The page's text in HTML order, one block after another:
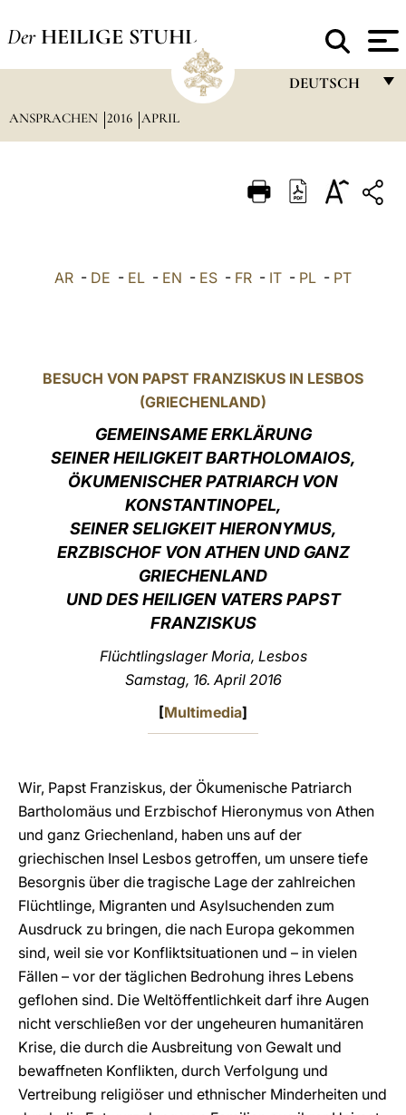
Der HEILIGE STUHL
DEUTSCH
ITALIANO
LATINE
ANSPRACHEN 2016 APRIL
AR - DE - EL - EN - ES - FR - IT - PL - PT
BESUCH VON PAPST FRANZISKUS IN LESBOS
(GRIECHENLAND)
GEMEINSAME ERKLÄRUNG
SEINER HEILIGKEIT BARTHOLOMAIOS,
ÖKUMENISCHER PATRIARCH VON
KONSTANTINOPEL,
SEINER SELIGKEIT HIERONYMUS,
ERZBISCHOF VON ATHEN UND GANZ
GRIECHENLAND
UND DES HEILIGEN VATERS PAPST
FRANZISKUS
Flüchtlingslager Moria, Lesbos
Samstag, 16. April 2016
[Multimedia]
Wir, Papst Franziskus, der Ökumenische Patriarch
Bartholomäus und Erzbischof Hieronymus von Athen
und ganz Griechenland, haben uns auf der
griechischen Insel Lesbos getroffen, um unsere tiefe
Besorgnis über die tragische Lage der zahlreichen
Flüchtlinge, Migranten und Asylsuchenden zum
Ausdruck zu bringen, die nach Europa gekommen
sind, weil sie vor Konfliktsituationen und – in vielen
Fällen – vor der täglichen Bedrohung ihres Lebens
geflohen sind. Die Weltöffentlichkeit darf ihre Augen
nicht verschließen vor der ungeheuren humanitären
Krise, die durch die Ausbreitung von Gewalt und
bewaffneten Konflikten, durch Verfolgung und
Vertreibung religiöser und ethnischer Minderheiten und